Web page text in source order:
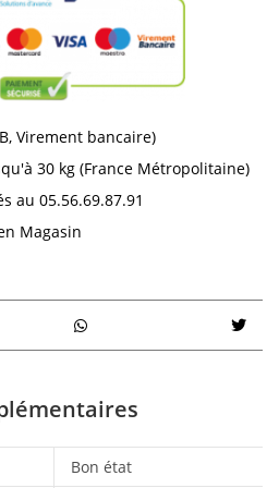
Virement bancaire)
30 kg (France Métropolitaine)
au 05.56.69.87.91
Magasin
Bon état